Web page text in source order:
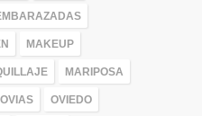
MAKEUP
MARIPOSA
OVIEDO